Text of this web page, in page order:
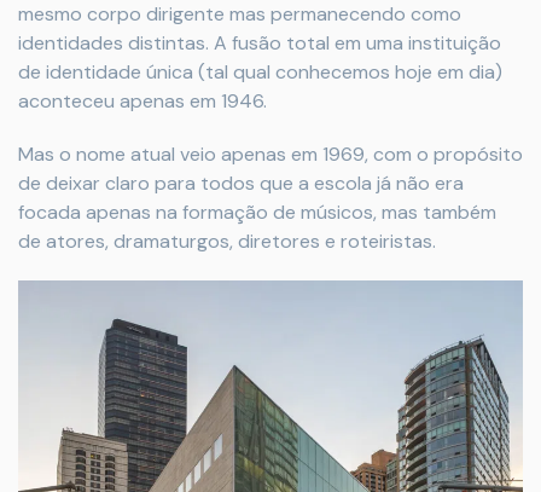
mesmo corpo dirigente mas permanecendo como
identidades distintas. A fusão total em uma instituição
de identidade única (tal qual conhecemos hoje em dia)
aconteceu apenas em 1946.
Mas o nome atual veio apenas em 1969, com o propósito
de deixar claro para todos que a escola já não era
focada apenas na formação de músicos, mas também
de atores, dramaturgos, diretores e roteiristas.